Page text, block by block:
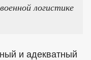
логистике
и адекватный